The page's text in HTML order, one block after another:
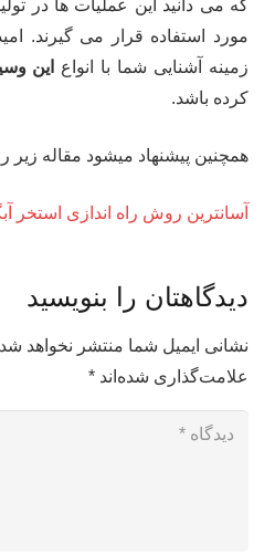
که می دانید این عملیات ها در
مورد استفاده قرار می گیرند.
زمینه آشنایی شما با انواع
این
کرده باشد.
همچنین پیشنهاد میشود مقاله زیر را
آسانترین روش راه اندازی استخر
دیدگاهتان را بنویسید
نشانی ایمیل شما منتشر نخواهد
علامت‌گذاری شده‌اند *